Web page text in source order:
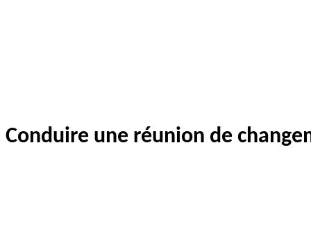
Conduire une réunion de